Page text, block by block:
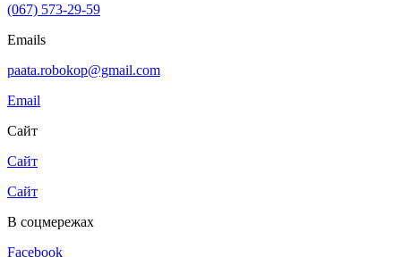
(067) 573-29-59
Emails
paata.robokop@gmail.com
Email
Сайт
Сайт
Сайт
В соцмережах
Facebook